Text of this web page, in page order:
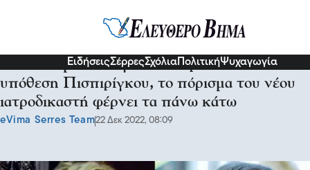
ΕιδήσειςΣέρρεςΣχόλια ΠολιτικήΨυχαγωγία
Όλα Τούμπα: Μεγάλη ανατροπή στην
υπόθεση Πισπιρίγκου, το πόρισμα του νέου
ιατροδικαστή φέρνει τα πάνω κάτω
eVima Serres Team22 Δεκ 2022, 08:09